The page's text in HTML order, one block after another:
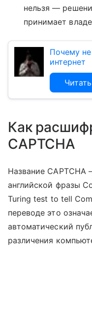
нельзя —
принимает
Почему
интернет
Читать
Как
CAPTCHA
Название
английской фразы
Turing test to tell
переводе это
автоматический
различения